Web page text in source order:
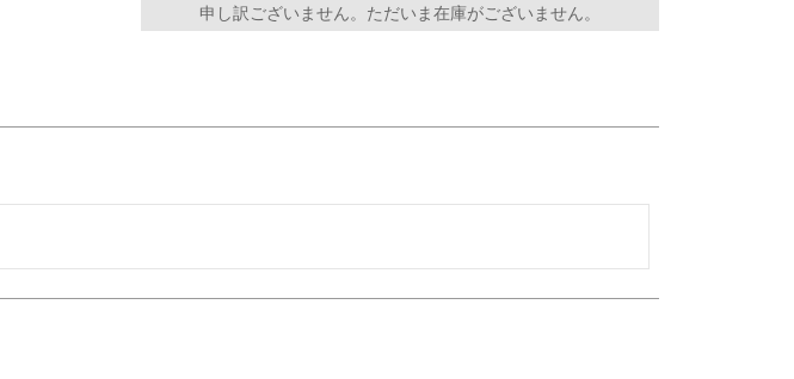
申し訳ございません。ただいま在庫がございません。